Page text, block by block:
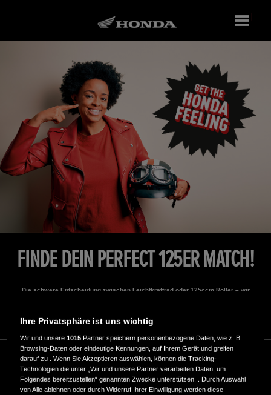
FINDE DEIN PERFECT 125ER MATCH!
Die schwere Entscheidung zwischen Leichtkraftrad oder 125ccm Roller – wir
Los geht´s, werde Teil der coolsten Community der Welt!
FRAGE 1/6
Ihre Privatsphäre ist uns wichtig
Wir und unsere1015 Partner speichern personenbezogene Daten, wie z. B.
Browsing-Daten oder eindeutige Kennungen, auf Ihrem Gerät und greifen
darauf zu . Wenn Sie Akzeptieren auswählen, können die Tracking-
Technologien die unter „Wir und unsere Partner verarbeiten Daten, um
Folgendes bereitzustellen“ genannten Zwecke unterstützen. . Durch Auswahl
von Alle ablehnen oder durch Widerruf Ihrer Einwilligung werden diese